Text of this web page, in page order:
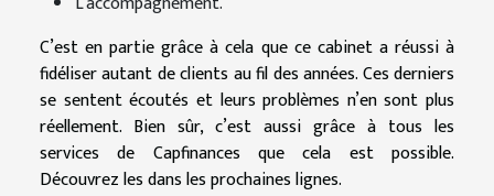
C’est en partie grâce à cela que ce cabinet a réussi à
fidéliser autant de clients au fil des années. Ces derniers
se sentent écoutés et leurs problèmes n’en sont plus
réellement. Bien sûr, c’est aussi grâce à tous les
services de Capfinances que cela est possible.
Découvrez les dans les prochaines lignes.